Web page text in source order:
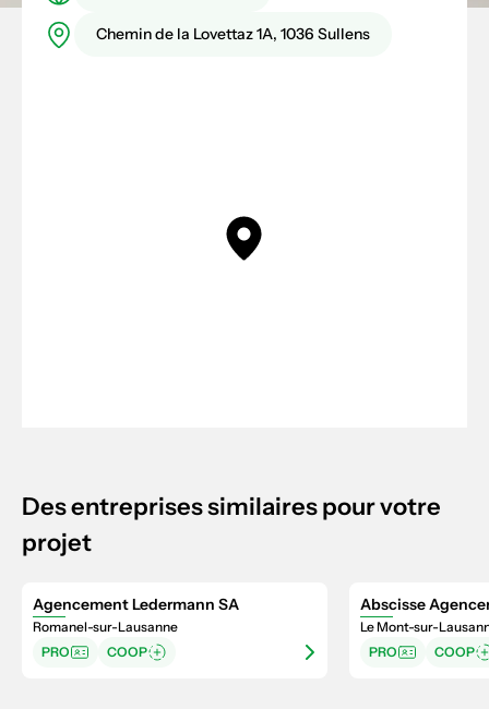
Chemin de la Lovettaz 1A, 1036 Sullens
Des entreprises similaires pour votre
projet
Agencement Ledermann SA
Romanel-sur-Lausanne
PRO
COOP
Abscisse
Le Mont-sur-
PRO
COOP